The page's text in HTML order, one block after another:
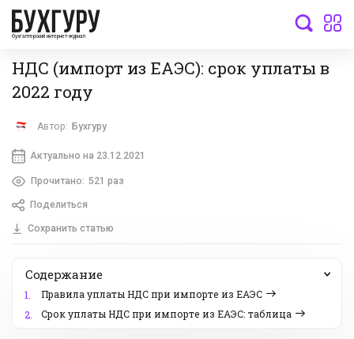
бухгалтерский интернет-журнал
НДС (импорт из ЕАЭС): срок уплаты в
2022 году
Автор: Бухгуру
Актуально на 23.12.2021
Прочитано: 521 раз
Поделиться
Сохранить статью
Содержание
1.
Правила уплаты НДС при импорте из ЕАЭС
2.
Срок уплаты НДС при импорте из ЕАЭС: таблица